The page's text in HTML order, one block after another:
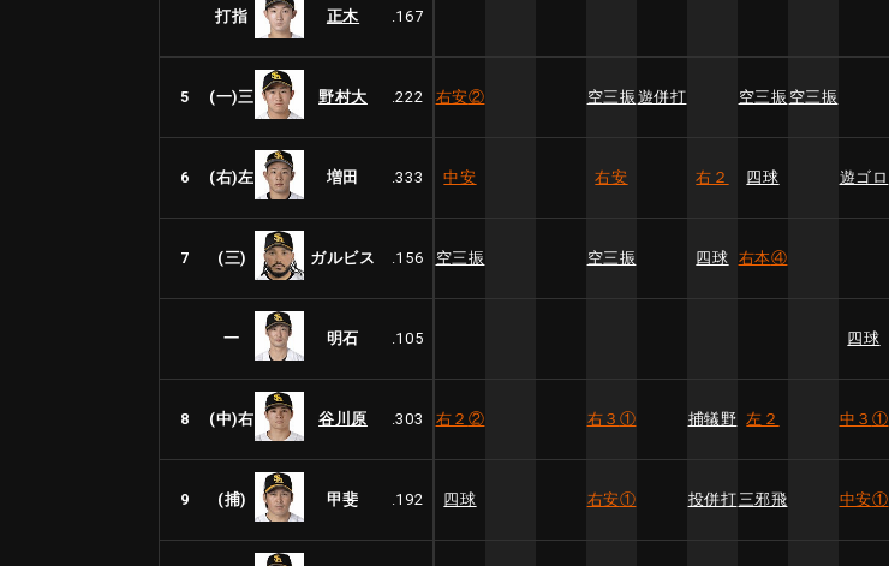
打指 正木 .167
5 (一)三 野村大 .222 右安② 空三振 遊併打 空三振 空三振
6 (右)左 増田 .333 中安 右安 右２ 四球 遊ゴロ
7 (三) ガルビス .156 空三振 空三振 四球 右本④
一 明石 .105 四球
8 (中)右 谷川原 .303 右２ ② 右３ ① 捕犠野 左２ 中３ ①
9 (捕) 甲斐 .192 四球 右安① 投併打 三邪飛 中安①